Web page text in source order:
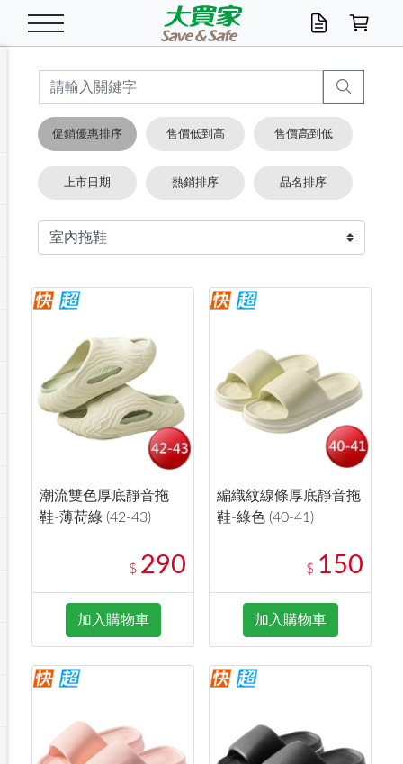
米/五穀/濃湯 米/糙米
五穀/南北貨
湯類/湯塊
油/調味料
食用油
醬油.油膏.蠔油
泡麵 / 麵條
包麵
碗麵/義大利麵
麵條/快煮麵/米粉
魚罐
醬菜/玉米罐
休閒零嘴 初一十五拜拜懶
零嘴
堅果/海苔
美味餅乾
餅乾
糕餅/點心
糖果/巧克力
糖果/蜜餞/果凍
巧克力
茶飲料
果汁咖啡
碳酸/礦泉水
箱購飲料
養生保健/常備品 雞精/飲品
機能保健
奶粉/穀麥片
奶粉
麥片/玉米片
沖調穀粉/隨手包
特色茶品
綠茶
紅茶
奶茶/花草茶
即溶咖啡
咖啡豆/粉/濾掛
可可/糖/奶精
沐浴乳香皂 沐浴乳
香皂/洗手乳
美髮造型
洗髮/護髮
造型髮品
口腔清潔
牙 刷
牙膏/漱口水
潔顏產品
卸妝/粉刺調理
開架/身體保養
臉部保養
面/眼膜
鍋具/飲水/廚房 鍋具/餐具
保鮮/微波
掃除用具/照明/五金
掃除/清潔用具
洗衣/曬衣用具
電池/延長線
傢飾/收納/衛浴
寢具/家具
收納用品
衛浴/毛巾
寵物食品
寵物清潔/百貨
衛生紙/濕巾 抽取衛生紙/濕巾
廚房紙巾/平版/
箱購免運區
衣物清潔
洗衣精
洗衣粉/皂
漂白水/柔軟精
居家清潔
廚房/餐具清潔
浴廁/水管清潔
居家清潔/除濕芳
衛生棉
成人/嬰兒紙尿褲
箱購免運區
嬰兒尿布
成人紙尿褲
廚房家電 料理鍋具
烤箱/微波/電磁爐
快煮壺/烘碗機
季節家電
除濕/清淨機
風扇/防蚊家電
生活家電
除塵家電
美容家電
電腦周邊
數位週邊
手機/平板周邊
文具/辦公用品 文具用品
辦公文具/收納
玩具/擺設小物
汽機車百貨
機車/腳踏車百貨
汽車百貨
休閒/運動
戶外/休閒用品
健身/按摩/瑜珈
測量/護具/其他
服飾內著
配件
男/女/機能包
冷凍免運 生鮮食品
調理食品
箱購免運
食品免運
清潔用品免運
居家/汽百用品
主題專區
季節活動
店長推薦
這夏不怕熱
促銷優惠排序 售價低到高 售價高到低
上市日期 熱銷排序 品名排序
潮流雙色厚底靜音拖
鞋-薄荷綠 (42-43)
$ 290
加入購物車
編織紋線條厚底靜音拖
鞋-綠色 (40-41)
$ 150
加入購物車